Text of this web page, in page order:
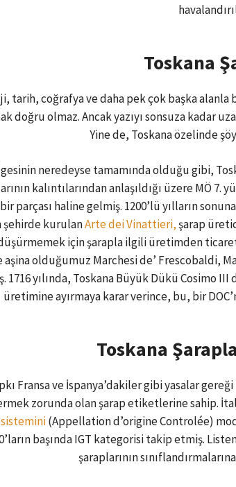
Toskana
tarih, coğrafya ve daha pek çok başka
doğru olmaz. Ancak yazıyı sonsuza kadar
Yine de, Toskana özelinde
neredeyse tamamında olduğu gibi,
kalıntılarından anlaşıldığı üzere MÖ
parçası haline gelmiş. 1200’lü yılların
şehirde kurulanArte dei Vinattieri,şarap
için şarapla ilgili üretimden
olduğumuz Marchesi de’ Frescobaldi,
1716 yılında, Toskana Büyük Dükü Cosimo
üretimine ayırmaya karar verince, bu, bir
Toskana
Fransa ve İspanya’dakiler gibi yasalar
zorunda olan şarap etiketlerine sahip.
sistemini(Appellation d’origine Controlée)
başında IGT kategorisi takip etmiş.
şaraplarının